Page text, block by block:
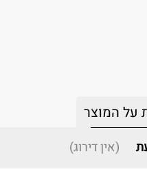
על המוצר
(אין דירוג)